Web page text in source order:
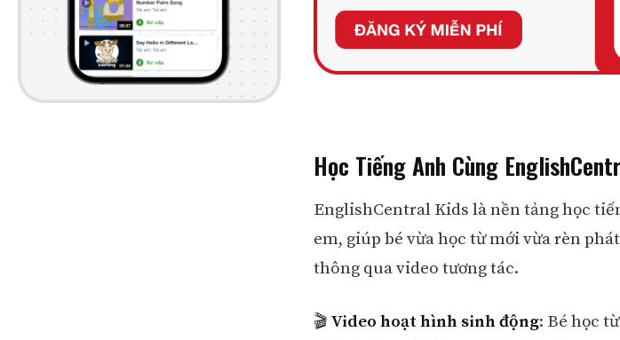
Học Tiếng Anh Cùng
EnglishCentral Kids là nền tảng học
em, giúp bé vừa học từ mới vừa rèn
thông qua video tương tác.
🎬 Video hoạt hình sinh động: Bé học